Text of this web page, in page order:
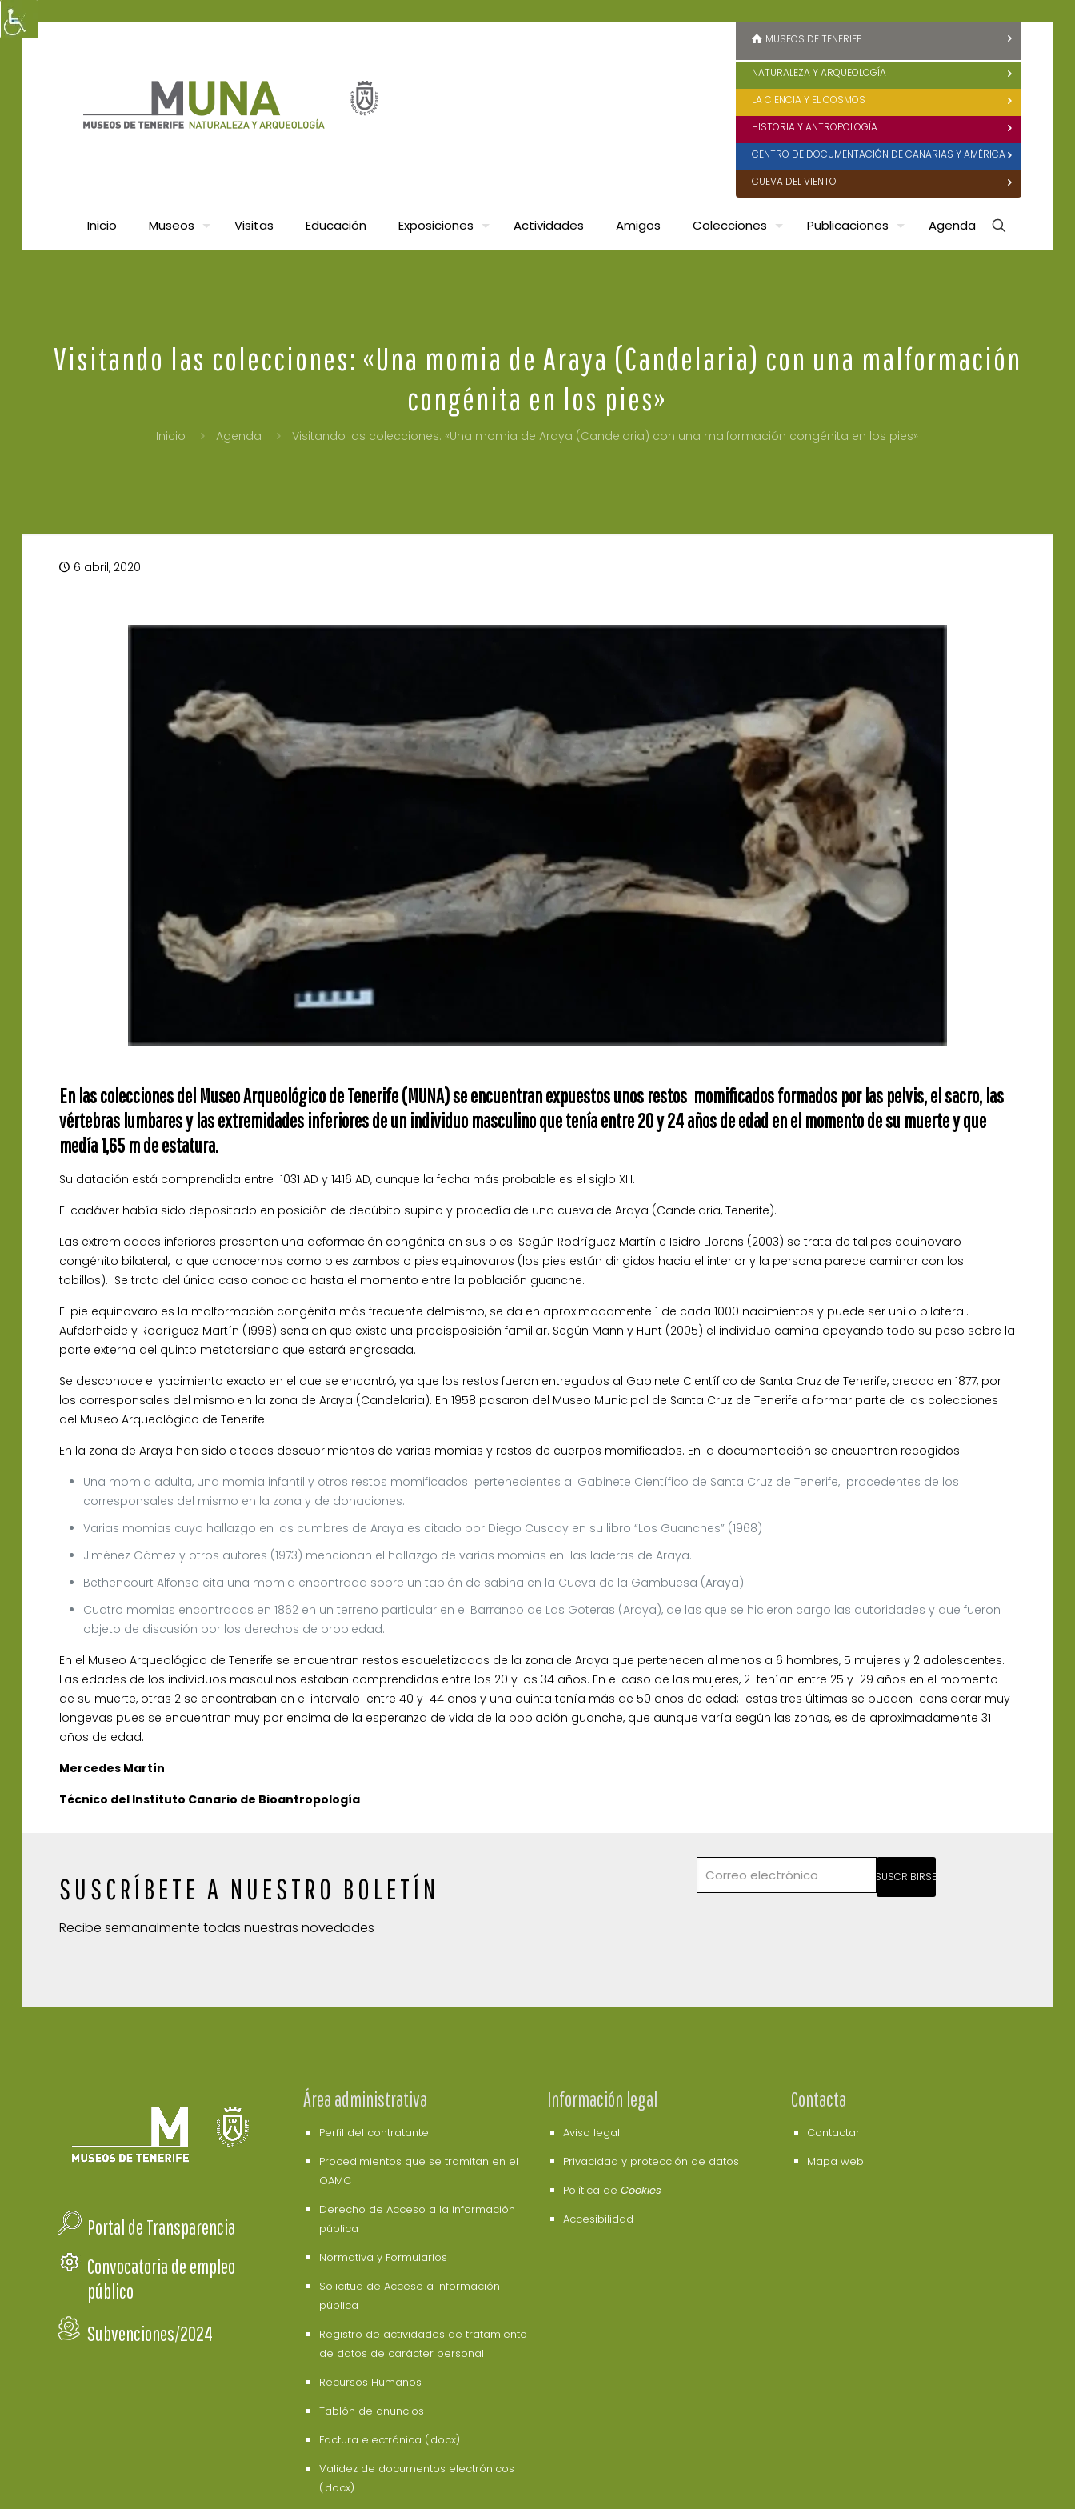
Inicio Museos Visitas Educación Exposiciones Actividades Amigos Colecciones Publicaciones Agenda
MUSEOS DE TENERIFE
NATURALEZA Y ARQUEOLOGÍA
LA CIENCIA Y EL COSMOS
HISTORIA Y ANTROPOLOGÍA
CENTRO DE DOCUMENTACIÓN DE CANARIAS Y AMÉRICA
CUEVA DEL VIENTO
Visitando las colecciones: «Una momia de Araya (Candelaria) con una malformación
congénita en los pies»
Inicio Agenda Visitando las colecciones: «Una momia de Araya (Candelaria) con una malformación congénita en los pies»
6 abril, 2020
En las colecciones del Museo Arqueológico de Tenerife (MUNA) se encuentran expuestos unos restos momificados formados por las pelvis, el sacro, las
vértebras lumbares y las extremidades inferiores de un individuo masculino que tenía entre 20 y 24 años de edad en el momento de su muerte y que
medía 1,65 m de estatura.
Su datación está comprendida entre 1031 AD y 1416 AD, aunque la fecha más probable es el siglo XIII.
El cadáver había sido depositado en posición de decúbito supino y procedía de una cueva de Araya (Candelaria, Tenerife).
Las extremidades inferiores presentan una deformación congénita en sus pies. Según Rodríguez Martín e Isidro Llorens (2003) se trata de talipes equinovaro
congénito bilateral, lo que conocemos como pies zambos o pies equinovaros (los pies están dirigidos hacia el interior y la persona parece caminar con los
tobillos). Se trata del único caso conocido hasta el momento entre la población guanche.
El pie equinovaro es la malformación congénita más frecuente delmismo, se da en aproximadamente 1 de cada 1000 nacimientos y puede ser uni o bilateral.
Aufderheide y Rodríguez Martín (1998) señalan que existe una predisposición familiar. Según Mann y Hunt (2005) el individuo camina apoyando todo su peso sobre la
parte externa del quinto metatarsiano que estará engrosada.
Se desconoce el yacimiento exacto en el que se encontró, ya que los restos fueron entregados al Gabinete Científico de Santa Cruz de Tenerife, creado en 1877, por
los corresponsales del mismo en la zona de Araya (Candelaria). En 1958 pasaron del Museo Municipal de Santa Cruz de Tenerife a formar parte de las colecciones
del Museo Arqueológico de Tenerife.
En la zona de Araya han sido citados descubrimientos de varias momias y restos de cuerpos momificados. En la documentación se encuentran recogidos:
Una momia adulta, una momia infantil y otros restos momificados pertenecientes al Gabinete Científico de Santa Cruz de Tenerife, procedentes de los
corresponsales del mismo en la zona y de donaciones.
Varias momias cuyo hallazgo en las cumbres de Araya es citado por Diego Cuscoy en su libro “Los Guanches” (1968)
Jiménez Gómez y otros autores (1973) mencionan el hallazgo de varias momias en las laderas de Araya.
Bethencourt Alfonso cita una momia encontrada sobre un tablón de sabina en la Cueva de la Gambuesa (Araya)
Cuatro momias encontradas en 1862 en un terreno particular en el Barranco de Las Goteras (Araya), de las que se hicieron cargo las autoridades y que fueron
objeto de discusión por los derechos de propiedad.
En el Museo Arqueológico de Tenerife se encuentran restos esqueletizados de la zona de Araya que pertenecen al menos a 6 hombres, 5 mujeres y 2 adolescentes.
Las edades de los individuos masculinos estaban comprendidas entre los 20 y los 34 años. En el caso de las mujeres, 2 tenían entre 25 y 29 años en el momento
de su muerte, otras 2 se encontraban en el intervalo entre 40 y 44 años y una quinta tenía más de 50 años de edad; estas tres últimas se pueden considerar muy
longevas pues se encuentran muy por encima de la esperanza de vida de la población guanche, que aunque varía según las zonas, es de aproximadamente 31
años de edad.
Mercedes Martín
Técnico del Instituto Canario de Bioantropología
SUSCRÍBETE A NUESTRO BOLETÍN
Recibe semanalmente todas nuestras novedades
SUSCRIBIRSE
Portal de Transparencia
Convocatoria de empleo
público
Subvenciones/2024
Área administrativa
Perfil del contratante
Procedimientos que se tramitan en el
OAMC
Derecho de Acceso a la información
pública
Normativa y Formularios
Solicitud de Acceso a información
pública
Registro de actividades de tratamiento
de datos de carácter personal
Recursos Humanos
Tablón de anuncios
Factura electrónica (.docx)
Validez de documentos electrónicos
(.docx)
Información legal
Aviso legal
Privacidad y protección de datos
Política de Cookies
Accesibilidad
Contacta
Contactar
Mapa web